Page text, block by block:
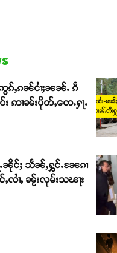
ဢွၵ်ႇၵၼ်ငၢႆႈၼၼ်ႉ ၵဵ
ဢၢၼ်းပိုတ်ႇတေႉႁႃႉ
ၼိုင်ႈ သႅၼ်ႇႁွင်ႉၼႄၵၢ
လၢႆႇ ၼႂ်းလုမ်းသၽႃး